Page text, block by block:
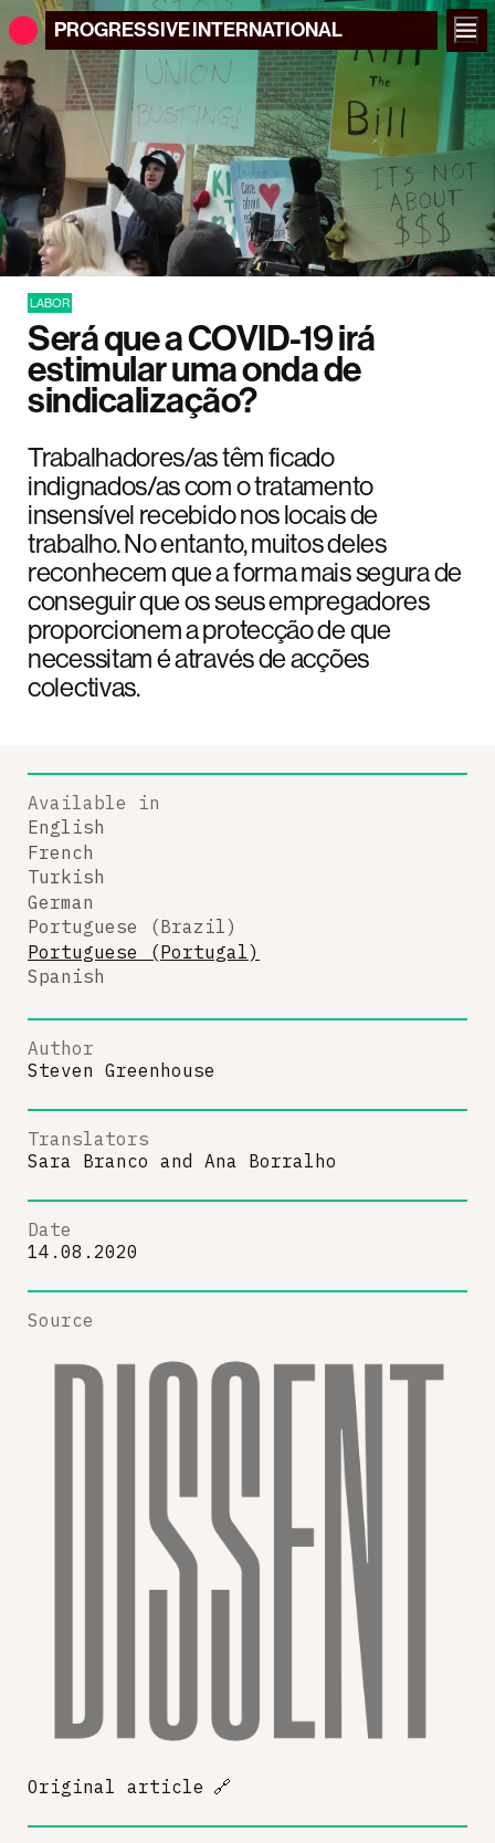
PROGRESSIVEINTERNATIONAL
LABOR
Será que a COVID-19 irá
estimular uma onda de
sindicalização?
Trabalhadores/as têm ficado
indignados/as com o tratamento
insensível recebido nos locais de
trabalho. No entanto, muitos deles
reconhecem que a forma mais segura de
conseguir que os seus empregadores
proporcionem a protecção de que
necessitam é através de acções
colectivas.
Available in
English
French
Turkish
German
Portuguese (Brazil)
Portuguese (Portugal)
Spanish
Author
Steven Greenhouse
Translators
Sara Branco and Ana Borralho
Date
14.08.2020
Source
Original article 🔗